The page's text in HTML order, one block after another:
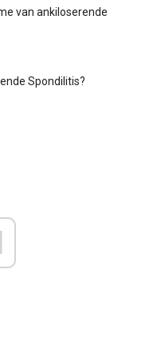
van ankiloserende
Spondilitis?